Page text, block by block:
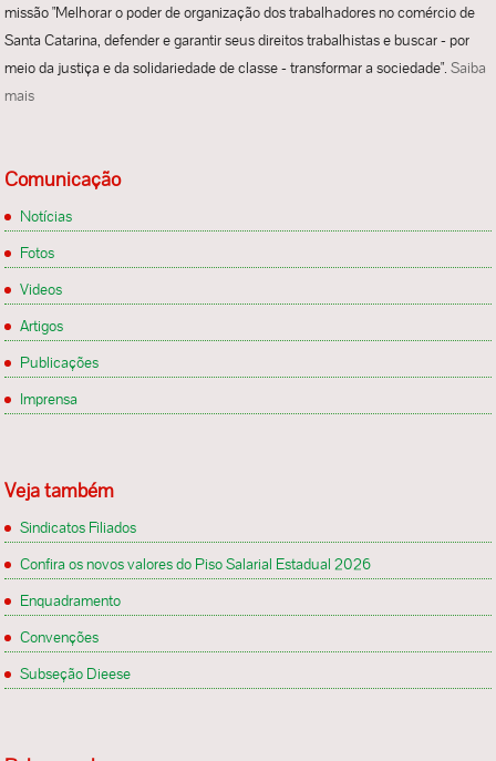
missão "Melhorar o poder de organização dos trabalhadores no comércio de
Santa Catarina, defender e garantir seus direitos trabalhistas e buscar - por
meio da justiça e da solidariedade de classe - transformar a sociedade".Saiba
mais
Comunicação
Notícias
Fotos
Videos
Artigos
Publicações
Imprensa
Veja também
Sindicatos Filiados
Confira os novos valores do Piso Salarial Estadual 2026
Enquadramento
Convenções
Subseção Dieese